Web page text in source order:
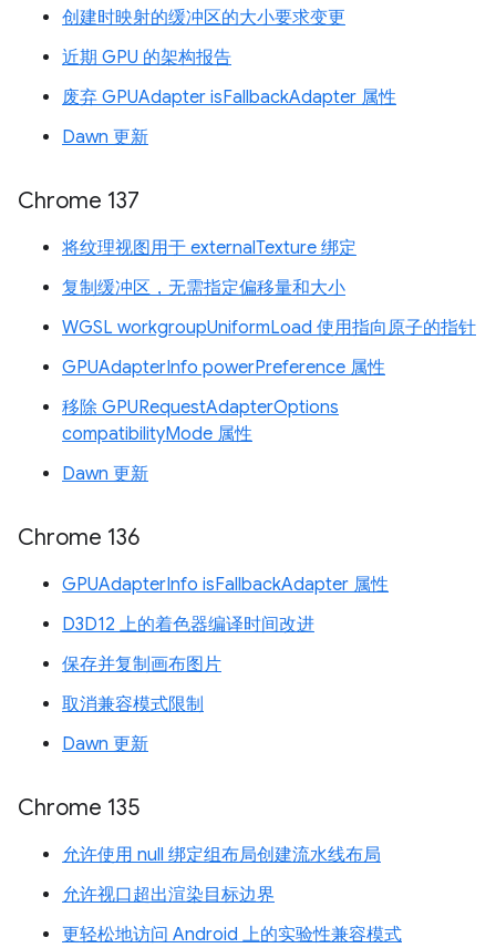
创建时映射的缓冲区的大小要求变更
近期 GPU 的架构报告
废弃 GPUAdapter isFallbackAdapter 属性
Dawn 更新
Chrome 137
将纹理视图用于 externalTexture 绑定
复制缓冲区，无需指定偏移量和大小
WGSL workgroupUniformLoad 使用指向原子的指针
GPUAdapterInfo powerPreference 属性
移除 GPURequestAdapterOptions
compatibilityMode 属性
Dawn 更新
Chrome 136
GPUAdapterInfo isFallbackAdapter 属性
D3D12 上的着色器编译时间改进
保存并复制画布图片
取消兼容模式限制
Dawn 更新
Chrome 135
允许使用 null 绑定组布局创建流水线布局
允许视口超出渲染目标边界
更轻松地访问 Android 上的实验性兼容模式